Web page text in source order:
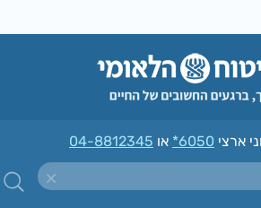
ארצי*6050או04-8812345